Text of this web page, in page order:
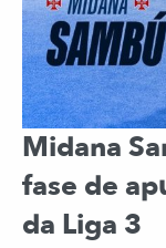
Midana
fase de
da Liga 3